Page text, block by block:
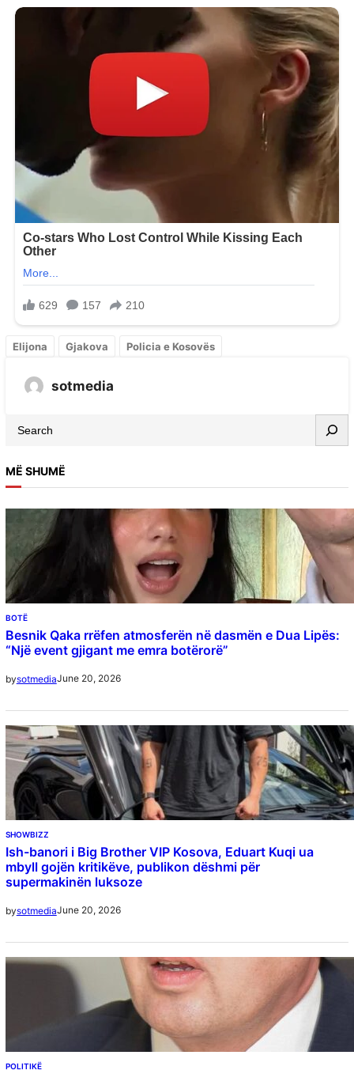
Elijona Gjakova Policia e Kosovës
sotmedia
MË SHUMË
BOTË
Besnik Qaka rrëfen atmosferën në dasmën e Dua Lipës:
“Një event gjigant me emra botërorë”
bysotmediaJune 20, 2026
SHOWBIZZ
Ish-banori i Big Brother VIP Kosova, Eduart Kuqi ua
mbyll gojën kritikëve, publikon dëshmi për
supermakinën luksoze
bysotmediaJune 20, 2026
POLITIKË